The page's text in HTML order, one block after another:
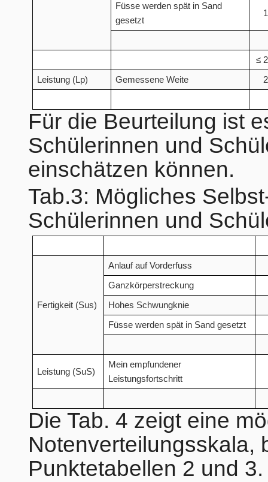
Füsse werden spät in Sand
gesetzt
1
≤
Leistung (Lp) Gemessene Weite 2
Für die Beurteilung ist
Schülerinnen und
einschätzen können.
Tab.3: Mögliches
Schülerinnen und
Fertigkeit (Sus)
Anlauf auf Vorderfuss
Ganzkörperstreckung
Hohes Schwungknie
Füsse werden spät in Sand gesetzt
Leistung (SuS)
Mein empfundener
Leistungsfortschritt
Die Tab. 4 zeigt eine
Notenverteilungsskala,
Punktetabellen 2 und 3.